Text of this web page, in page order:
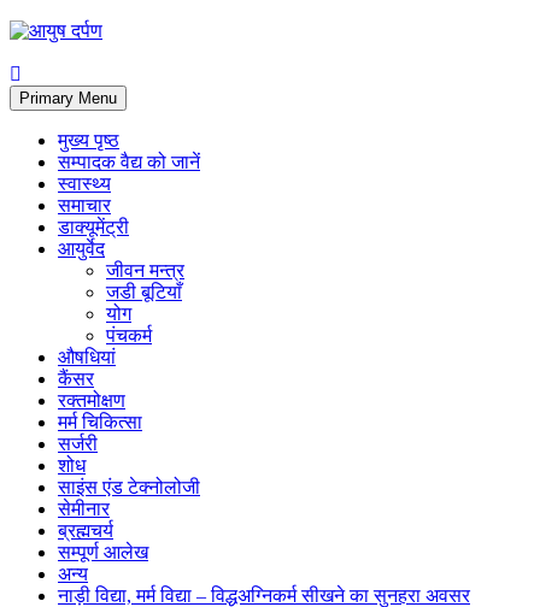
Primary Menu
मुख्य पृष्ठ
सम्पादक वैद्य को जानें
स्वास्थ्य
समाचार
डाक्यूमेंट्री
आयुर्वेद
जीवन मन्त्र
जडी बूटियाँ
योग
पंचकर्म
औषधियां
कैंसर
रक्तमोक्षण
मर्म चिकित्सा
सर्जरी
शोध
साइंस एंड टेक्नोलोजी
सेमीनार
ब्रह्मचर्य
सम्पूर्ण आलेख
अन्य
नाड़ी विद्या, मर्म विद्या – विद्धअग्निकर्म सीखने का सुनहरा अवसर